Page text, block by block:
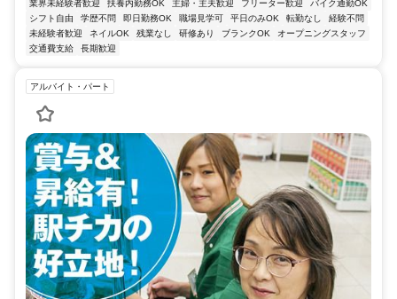
業界未経験者歓迎 扶養内勤務OK 主婦・主夫歓迎 フリーター歓迎
バイク通勤OK
シフト自由
学歴不問 即日勤務OK 職場見学可 平日のみOK 転勤なし
経験不問
未経験者歓迎
ネイルOK 残業なし 研修あり ブランクOK
オープニングスタッフ
交通費支給
長期歓迎
アルバイト・パート